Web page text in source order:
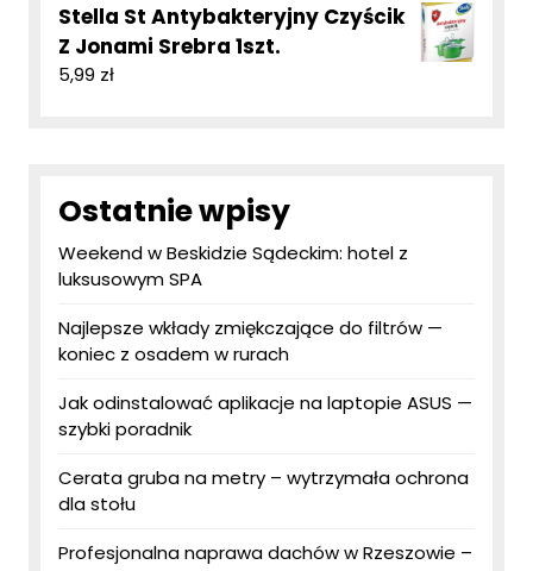
Stella St Antybakteryjny Czyścik
Z Jonami Srebra 1szt.
5,99 zł
Ostatnie wpisy
Weekend w Beskidzie Sądeckim: hotel z
luksusowym SPA
Najlepsze wkłady zmiękczające do filtrów —
koniec z osadem w rurach
Jak odinstalować aplikacje na laptopie ASUS —
szybki poradnik
Cerata gruba na metry – wytrzymała ochrona
dla stołu
Profesjonalna naprawa dachów w Rzeszowie –